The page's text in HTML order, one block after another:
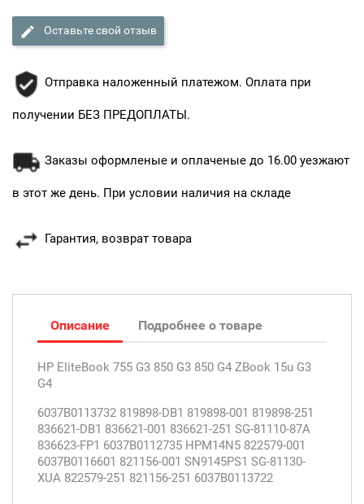
Оставьте свой отзыв
Отправка наложенный платежом. Оплата при
получении БЕЗ ПРЕДОПЛАТЫ.
Заказы оформленые и оплаченые до 16.00 уезжают
в этот же день. При условии наличия на складе
Гарантия, возврат товара
Описание Подробнее о товаре
HP EliteBook 755 G3 850 G3 850 G4 ZBook 15u G3
G4
6037B0113732 819898-DB1 819898-001 819898-251
836621-DB1 836621-001 836621-251 SG-81110-87A
836623-FP1 6037B0112735 HPM14N5 822579-001
6037B0116601 821156-001 SN9145PS1 SG-81130-
XUA 822579-251 821156-251 6037B0113722